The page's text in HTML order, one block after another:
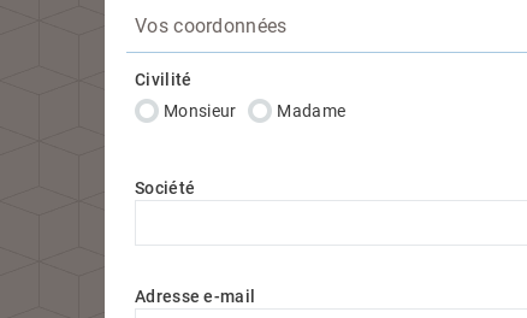
Vos coordonnées
Civilité
Monsieur
Madame
Société
Adresse e-mail